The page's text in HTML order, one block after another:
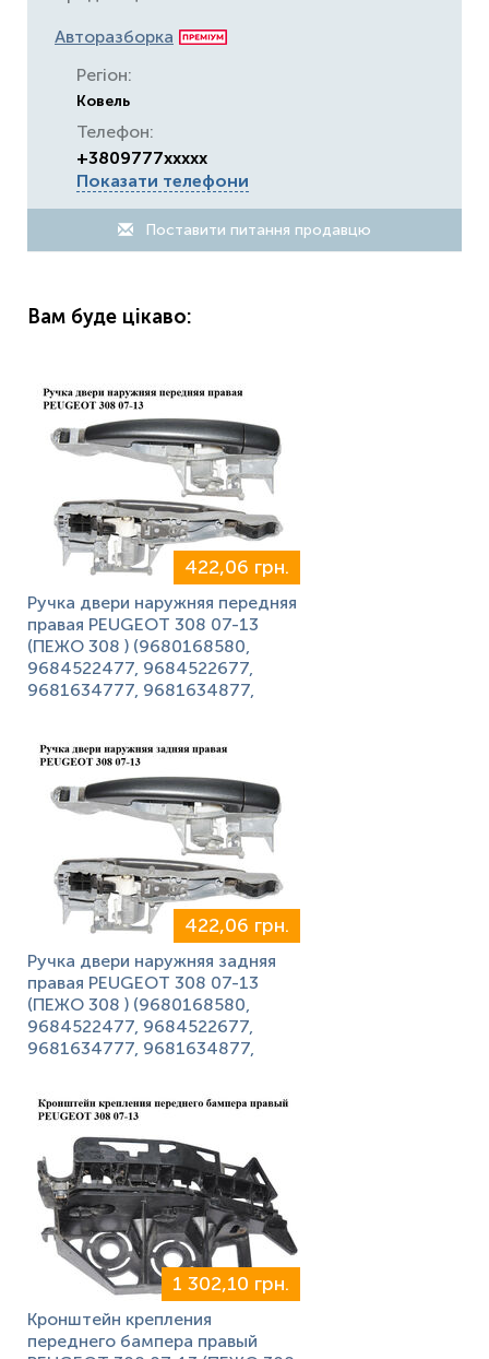
Авторазборка
Регіон:
Ковель
Телефон:
+3809777xxxxx
Показати телефони
Поставити питання продавцю
Вам буде цікаво:
422,06 грн.
Ручка двери наружняя передняя
правая PEUGEOT 308 07-13
(ПЕЖО 308 ) (9680168580,
9684522477, 9684522677,
9681634777, 9681634877,
422,06 грн.
Ручка двери наружняя задняя
правая PEUGEOT 308 07-13
(ПЕЖО 308 ) (9680168580,
9684522477, 9684522677,
9681634777, 9681634877,
1 302,10 грн.
Кронштейн крепления
переднего бампера правый